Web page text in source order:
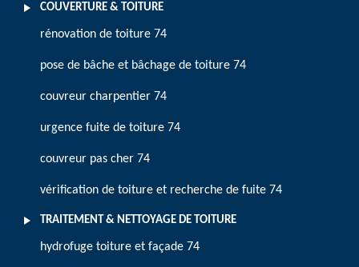
COUVERTURE & TOITURE
rénovation de toiture 74
pose de bâche et bâchage de toiture 74
couvreur charpentier 74
urgence fuite de toiture 74
couvreur pas cher 74
vérification de toiture et recherche de fuite 74
TRAITEMENT & NETTOYAGE DE TOITURE
hydrofuge toiture et façade 74